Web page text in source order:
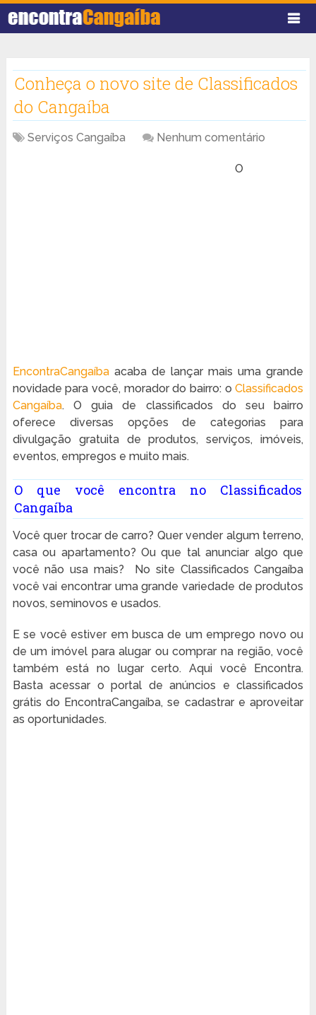
Conheça o novo site de Classificados
do Cangaíba
Serviços Cangaíba Nenhum comentário
O
EncontraCangaíbaacaba de lançar mais uma grande
novidade para você, morador do bairro: oClassificados
Cangaíba. O guia de classificados do seu bairro
oferece diversas opções de categorias para
divulgação gratuita de produtos, serviços, imóveis,
eventos, empregos e muito mais.
O que você encontra no Classificados
Cangaíba
Você quer trocar de carro? Quer vender algum terreno,
casa ou apartamento? Ou que tal anunciar algo que
você não usa mais? No site Classificados Cangaíba
você vai encontrar uma grande variedade de produtos
novos, seminovos e usados.
E se você estiver em busca de um emprego novo ou
de um imóvel para alugar ou comprar na região, você
também está no lugar certo. Aqui você Encontra.
Basta acessar o portal de anúncios e classificados
grátis do EncontraCangaíba, se cadastrar e aproveitar
as oportunidades.